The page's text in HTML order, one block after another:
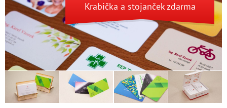
Krabička a stojančekzdarma